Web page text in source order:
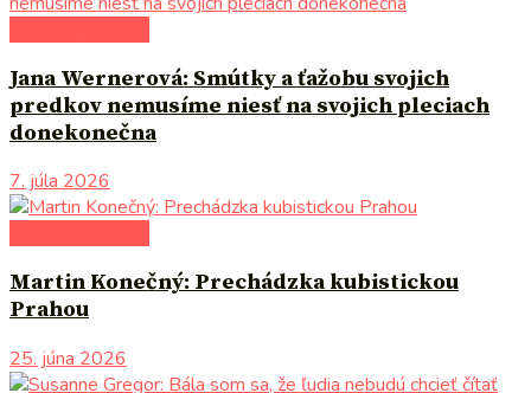
Jana Wernerová: Smútky a ťažobu svojich
predkov nemusíme niesť na svojich pleciach
donekonečna
7. júla 2026
Martin Konečný: Prechádzka kubistickou
Prahou
25. júna 2026